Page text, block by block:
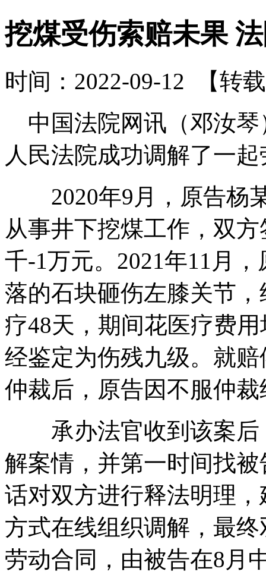
挖煤受伤索赔未果
时间：2022-09-12
【转
中国法院网讯（邓汝琴
人民法院成功调解了一
2020年9月，原告杨
从事井下挖煤工作，双
千-1万元。2021年11月
落的石块砸伤左膝关节
疗48天，期间花医疗费
经鉴定为伤残九级。就
仲裁后，原告因不服仲
承办法官收到该案后
解案情，并第一时间找
话对双方进行释法明理
方式在线组织调解，最
劳动合同，由被告在8月